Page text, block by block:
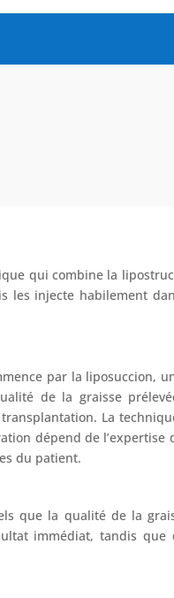
qui combine la
les injecte habilement
par la liposuccion,
de la graisse
La
dépend de l’expertise
du patient.
que la qualité de la
immédiat, tandis que